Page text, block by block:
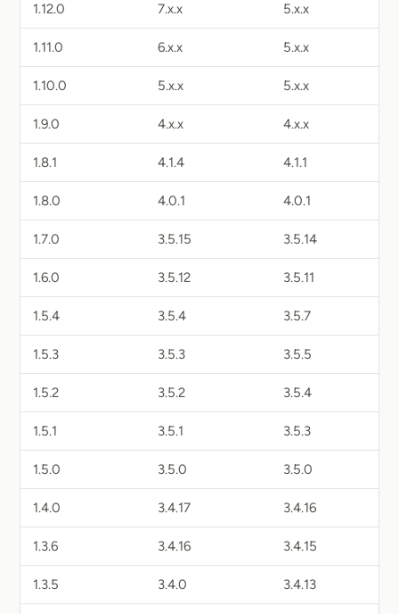
1.12.0 7.x.x 5.x.x
1.11.0 6.x.x 5.x.x
1.10.0 5.x.x 5.x.x
1.9.0 4.x.x 4.x.x
1.8.1 4.1.4 4.1.1
1.8.0 4.0.1 4.0.1
1.7.0 3.5.15 3.5.14
1.6.0 3.5.12 3.5.11
1.5.4 3.5.4 3.5.7
1.5.3 3.5.3 3.5.5
1.5.2 3.5.2 3.5.4
1.5.1 3.5.1 3.5.3
1.5.0 3.5.0 3.5.0
1.4.0 3.4.17 3.4.16
1.3.6 3.4.16 3.4.15
1.3.5 3.4.0 3.4.13